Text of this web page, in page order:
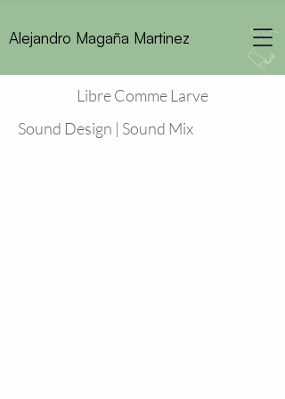
Alejandro Magaña Martinez
Libre Comme Larve
Sound Design | Sound Mix